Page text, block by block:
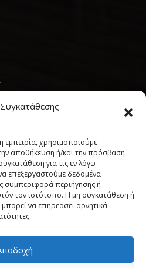
εμπειρία, χρησιμοποιούμε
αποθήκευση ή/και την πρόσβαση
για τις εν λόγω
επεξεργαστούμε δεδομένα
περιήγησης ή
τον ιστότοπο. Η μη συγκατάθεση ή
να επηρεάσει αρνητικά
Όροι και Προϋποθέσεις